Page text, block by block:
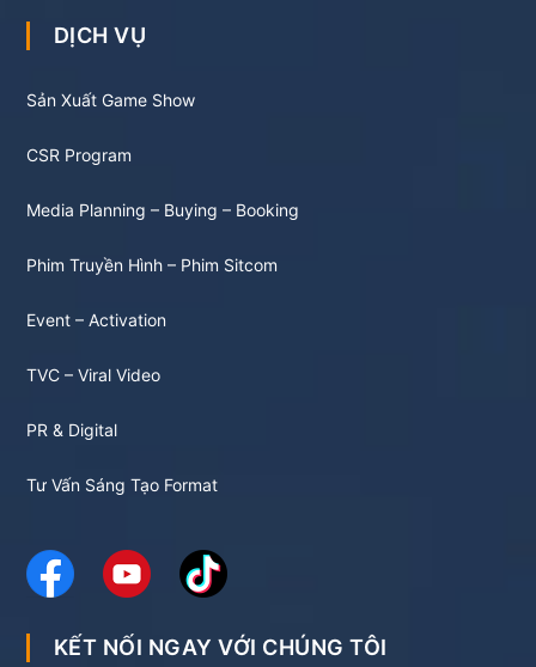
DỊCH VỤ
Sản Xuất Game Show
CSR Program
Media Planning – Buying – Booking
Phim Truyền Hình – Phim Sitcom
Event – Activation
TVC – Viral Video
PR & Digital
Tư Vấn Sáng Tạo Format
KẾT NỐI NGAY VỚI CHÚNG TÔI